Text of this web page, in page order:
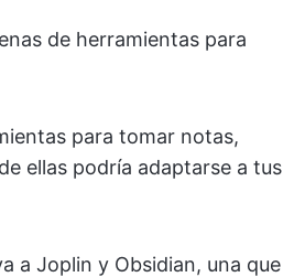
de herramientas para
para tomar notas,
ellas podría adaptarse a tus
a Joplin y Obsidian, una que